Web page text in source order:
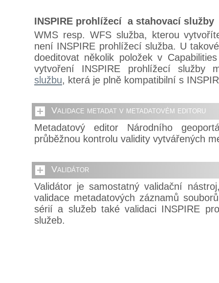
INSPIRE prohlížecí a stahovací služby
WMS resp. WFS služba, kterou
není INSPIRE prohlížecí služba. U
doeditovat několik položek v
vytvoření INSPIRE prohlížecí služby
službu, která je plně kompatibilní s
Validace metadat v metadatovém editoru
Metadatový editor Národního
průběžnou kontrolu validity vytvářených
Validátor
Validátor je samostatný validační
validace metadatových záznamů
sérií a služeb také validaci INSPIRE
služeb.